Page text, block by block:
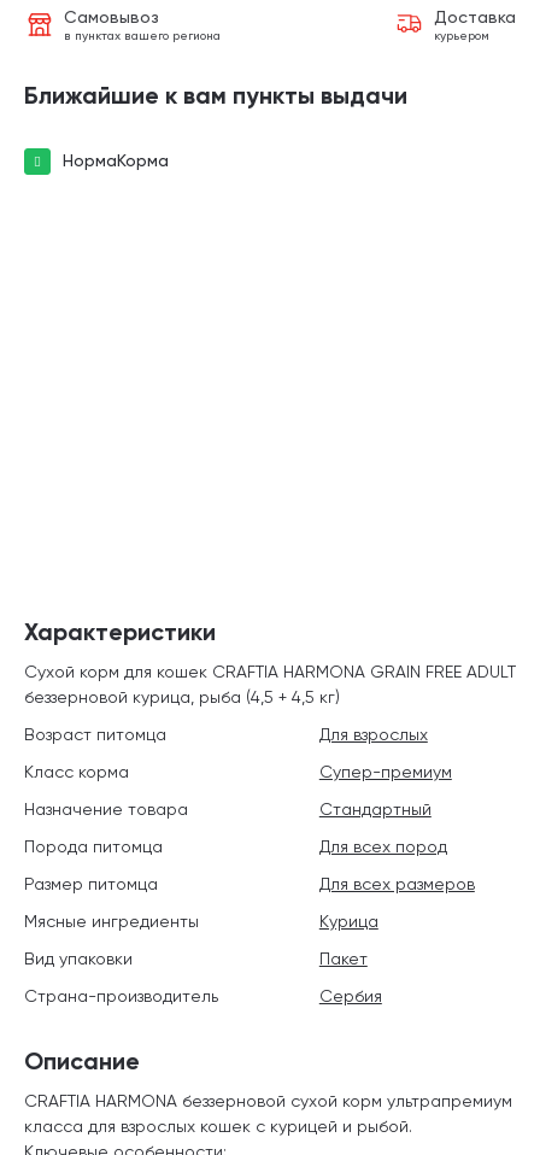
Самовывоз
в пунктах вашего региона
Доставка
курьером
Ближайшие к вам пункты выдачи
НормаКорма
Описание
CRAFTIA HARMONA беззерновой сухой корм ультрапремиум
класса для взрослых кошек с курицей и рыбой.
Ключевые особенности:
Характеристики
Сухой корм для кошек CRAFTIA HARMONA GRAIN FREE ADULT
беззерновой курица, рыба (4,5 + 4,5 кг)
Возраст питомца
Для взрослых
Класс корма
Супер-премиум
Назначение товара
Стандартный
Порода питомца
Для всех пород
Размер питомца
Для всех размеров
Мясные ингредиенты
Курица
Вид упаковки
Пакет
Страна-производитель
Сербия